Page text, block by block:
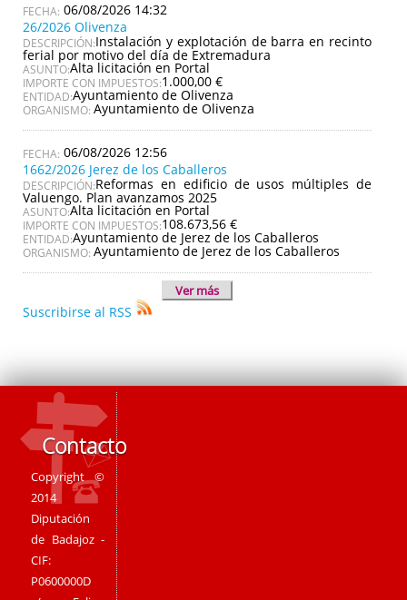
06/08/2026 14:32
26/2026 Olivenza
DESCRIPCIÓN:Instalación y explotación de barra en recinto
ferial por motivo del día de Extremadura
ASUNTO:Alta licitación en Portal
IMPORTE CON IMPUESTOS:1.000,00 €
ENTIDAD:Ayuntamiento de Olivenza
ORGANISMO: Ayuntamiento de Olivenza
06/08/2026 12:56
1662/2026 Jerez de los Caballeros
DESCRIPCIÓN:Reformas en edificio de usos múltiples de
Valuengo. Plan avanzamos 2025
ASUNTO:Alta licitación en Portal
IMPORTE CON IMPUESTOS:108.673,56 €
ENTIDAD:Ayuntamiento de Jerez de los Caballeros
ORGANISMO: Ayuntamiento de Jerez de los Caballeros
Ver más
Suscribirse al RSS
Contacto
Copyright ©
2014
Diputación
de Badajoz -
CIF:
P0600000D